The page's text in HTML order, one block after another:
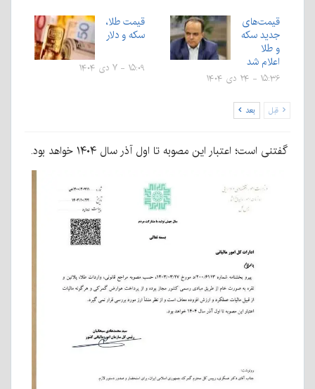
قیمت‌های
جدید سکه
و طلا
اعلام شد
۱۵:۳۶ - ۲۴ دی ۱۴۰۴
قیمت طلا،
سکه و دلار
۱۵:۰۹ - ۷ دی ۱۴۰۴
قبل بعد
گفتنی است؛ اعتبار این مصوبه تا اول آذر سال ۱۴۰۴ خواهد بود.